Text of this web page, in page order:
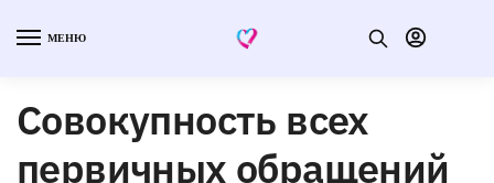
МЕНЮ
Совокупность всех
первичных обращений